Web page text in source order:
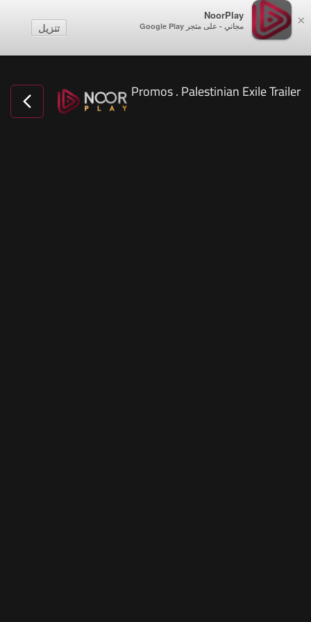
×
NoorPlay
مجاني - على متجر Google Play تنزيل
Promos . Palestinian Exile Trailer